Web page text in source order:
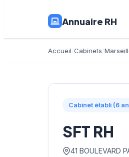
Annuaire RH
Accueil Cabinets
Cabinet établi (6
SFT RH
41 BOULEVARD